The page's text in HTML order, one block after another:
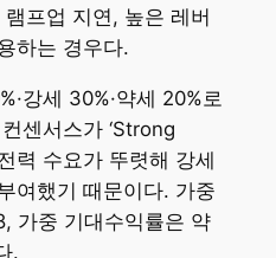
프업 지연, 높은 레버
하는 경우다.
강세 30%·약세 20%로
센서스가 ‘Strong
력 수요가 뚜렷해 강세
여했기 때문이다. 가중
가중 기대수익률은 약
.